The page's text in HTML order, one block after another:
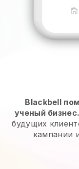
Blackbell
ученый бизнес.
будущих
кампании